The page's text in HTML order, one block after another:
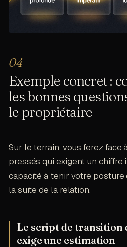
Exemple concret :
les bonnes
le propriétaire
Sur le terrain, vous ferez face
pressés qui exigent un chiffre
capacité à tenir votre
la suite de la relation.
Le script de transition
exige une estimation